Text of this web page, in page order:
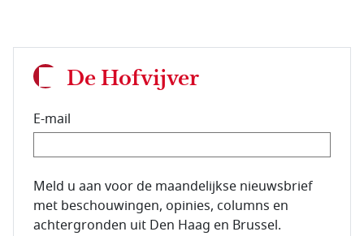
De Hofvijver
E-mail
E-mailadres van de abonnee.
Meld u aan voor de maandelijkse nieuwsbrief
met beschouwingen, opinies, columns en
achtergronden uit Den Haag en Brussel.